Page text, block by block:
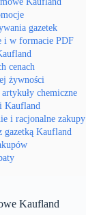
gazetek
i w formacie PDF
cenach
żywności
chemiczne
Kaufland
i racjonalne zakupy
gazetką Kaufland
Kaufland